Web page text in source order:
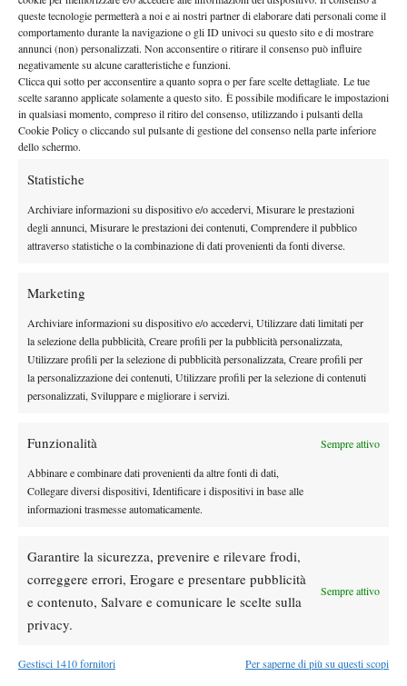
queste tecnologie permetterà a noi e ai nostri partner di elaborare dati personali come il
comportamento durante la navigazione o gli ID univoci su questo sito e di mostrare
annunci (non) personalizzati. Non acconsentire o ritirare il consenso può influire
negativamente su alcune caratteristiche e funzioni.
Clicca qui sotto per acconsentire a quanto sopra o per fare scelte dettagliate. Le tue
scelte saranno applicate solamente a questo sito. È possibile modificare le impostazioni
in qualsiasi momento, compreso il ritiro del consenso, utilizzando i pulsanti della
Cookie Policy o cliccando sul pulsante di gestione del consenso nella parte inferiore
dello schermo.
Statistiche
Archiviare informazioni su dispositivo e/o accedervi, Misurare le prestazioni
degli annunci, Misurare le prestazioni dei contenuti, Comprendere il pubblico
attraverso statistiche o la combinazione di dati provenienti da fonti diverse.
Marketing
Archiviare informazioni su dispositivo e/o accedervi, Utilizzare dati limitati per
la selezione della pubblicità, Creare profili per la pubblicità personalizzata,
Utilizzare profili per la selezione di pubblicità personalizzata, Creare profili per
la personalizzazione dei contenuti, Utilizzare profili per la selezione di contenuti
personalizzati, Sviluppare e migliorare i servizi.
Funzionalità Sempre attivo
Abbinare e combinare dati provenienti da altre fonti di dati,
Collegare diversi dispositivi, Identificare i dispositivi in base alle
informazioni trasmesse automaticamente.
Garantire la sicurezza, prevenire e rilevare frodi,
correggere errori, Erogare e presentare pubblicità
e contenuto, Salvare e comunicare le scelte sulla
privacy.
Sempre attivo
Gestisci 1410 fornitori Per saperne di più su questi scopi
Vienna (ATP 500), 20 – 26 ottobre
Paris Masters (Masters 1000), 27 ottobre – 2 novembre
Nitto ATP Finals (Torino), 9 – 16 novembre
Accetto
TAGGED:Primo Piano
Dalle porte dell’eliminazione alla gloria: